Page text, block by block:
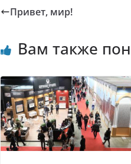
Привет, мир!
Вам также